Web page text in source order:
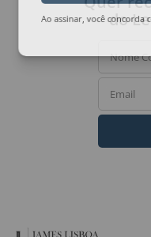
Ao assinar, você concorda
do
Nome
Email